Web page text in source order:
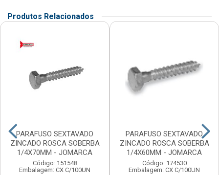
Produtos Relacionados
PARAFUSO SEXTAVADO
ZINCADO ROSCA SOBERBA
1/4X70MM - JOMARCA
Código: 151548
Embalagem: CX C/100UN
PARAFUSO SEXTAVADO
ZINCADO ROSCA SOBERBA
1/4X60MM - JOMARCA
Código: 174530
Embalagem: CX C/100UN